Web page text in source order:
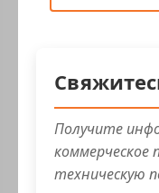
Получите
коммерческое
техническую